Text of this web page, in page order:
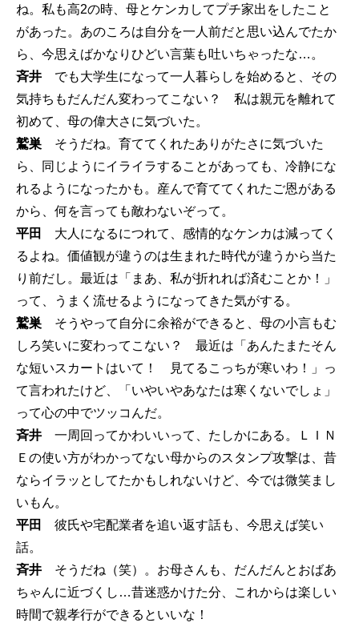
ね。私も高2の時、母とケンカしてプチ家出をしたこと
があった。あのころは自分を一人前だと思い込んでたか
ら、今思えばかなりひどい言葉も吐いちゃったな…。
斉井 でも大学生になって一人暮らしを始めると、その
気持ちもだんだん変わってこない？ 私は親元を離れて
初めて、母の偉大さに気づいた。
鷲巣 そうだね。育ててくれたありがたさに気づいた
ら、同じようにイライラすることがあっても、冷静にな
れるようになったかも。産んで育ててくれたご恩がある
から、何を言っても敵わないぞって。
平田
大人になるにつれて、感情的なケンカは減ってく
るよね。価値観が違うのは生まれた時代が違うから当た
り前だし。最近は「まあ、私が折れれば済むことか！」
って、うまく流せるようになってきた気がする。
鷲巣 そうやって自分に余裕ができると、母の小言もむ
しろ笑いに変わってこない？ 最近は「あんたまたそん
な短いスカートはいて！ 見てるこっちが寒いわ！」っ
て言われたけど、「いやいやあなたは寒くないでしょ」
って心の中でツッコんだ。
斉井 一周回ってかわいいって、たしかにある。ＬＩＮ
Ｅの使い方がわかってない母からのスタンプ攻撃は、昔
ならイラッとしてたかもしれないけど、今では微笑まし
いもん。
平田
彼氏や宅配業者を追い返す話も、今思えば笑い
話。
斉井 そうだね（笑）。お母さんも、だんだんとおばあ
ちゃんに近づくし…昔迷惑かけた分、これからは楽しい
時間で親孝行ができるといいな！